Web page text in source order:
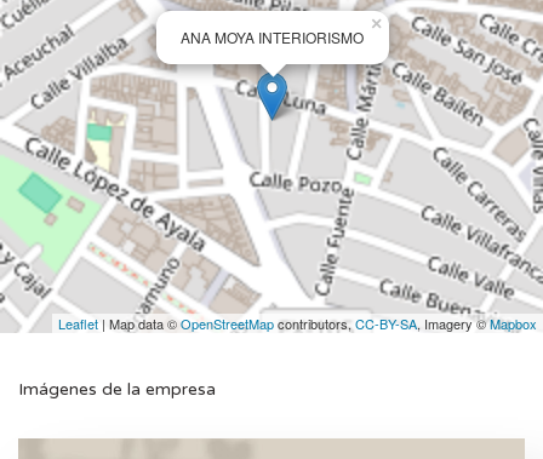
ANA MOYA INTERIORISMO
×
Leaflet | Map data ©OpenStreetMapcontributors, CC-BY-SA, Imagery ©Mapbox
Imágenes de la empresa